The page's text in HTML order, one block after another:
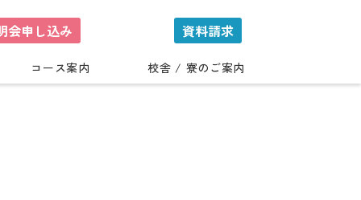
会申し込み 資料請求
コース案内 校舎 / 寮のご案内